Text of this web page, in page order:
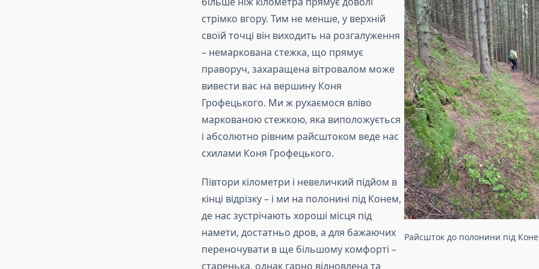
стрімко вгору. Тим не менше, у верхній
своїй точці він виходить на розгалуження
– немаркована стежка, що прямує
праворуч, захаращена вітровалом може
вивести вас на вершину Коня
Грофецького. Ми ж рухаємося вліво
маркованою стежкою, яка виположується
і абсолютно рівним райсштоком веде нас
схилами Коня Грофецького.
Півтори кілометри і невеличкий підйом в
кінці відрізку – і ми на полонині під Конем,
де нас зустрічають хороші місця під
намети, достатньо дров, а для бажаючих
переночувати в ще більшому комфорті –
старенька, однак гарно відновлена та
Райсшток до полонини під